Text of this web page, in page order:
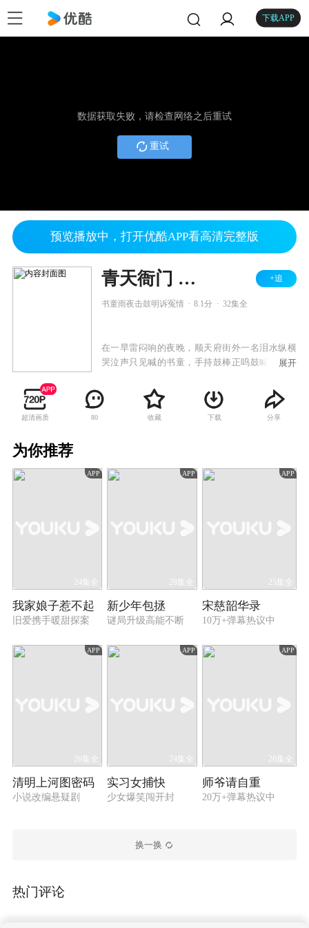
下载APP
数据获取失败，请检查网络之后重试
重试
预览播放中，打开优酷APP看高清完整版
青天衙门 第二部 +追
书童雨夜击鼓明诉冤情 8.1分 32集全
在一旱雷闷响的夜晚，顺天府街外一名泪水纵横
哭泣声只见喊的书童，手持鼓棒正呜鼓喊冤。身
问其因。方庆被提到公堂上，泣诉了少爷方之栋
与余清莲，本为一对青梅竹马的恋人，但因迫于
无奈，清莲流落风尘沦为卖艺之女。方之栋为给
为其赎身。本应是有情人终成眷属，以喜为终，
极跟随清莲而去。方家二老欲告富察家康，但因
家二老，二老因感控诉无门，为防止顺天府尹与
县令官官相互，包庇富察家康，两人决意以死相
展开
超清画质 80 收藏 下载 分享
为你推荐
APP
24集全
我家娘子惹不起
旧爱携手暖甜探案
APP
28集全
新少年包拯
谜局升级高能不断
APP
25集全
宋慈韶华录
10万+弹幕热议中
APP
26集全
清明上河图密码
小说改编悬疑剧
APP
24集全
实习女捕快
少女爆笑闯开封
APP
26集全
师爷请自重
20万+弹幕热议中
换一换
热门评论